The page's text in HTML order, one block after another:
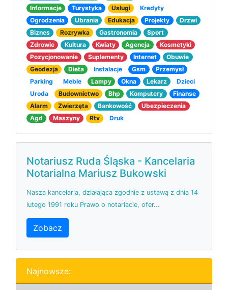
Informacje
Turystyka Usługi
Kredyty
Ogrodzenia
Ubrania Edukacja Projekty
Drzwi
Biznes
Rozrywka Gastronomia
Sport
Zdrowie
Kultura Kwiaty Agencja
Kosmetyki
Pozycjonowanie
Suplementy Internet
Obuwie
Geodezja
Dieta Instalacje Gsm
Przemysł
Parking
Meble Lampy Okna Lekarz
Dzieci
Uroda
Budownictwo Bhp Komputery
Finanse
Alarm
Zwierzęta Bankowość
Ubezpieczenia
Agd
Maszyny Rtv Druk
Notariusz Ruda Śląska - Kancelaria
Notarialna Mariusz Bukowski
Nasza kancelaria, działająca zgodnie z ustawą z dnia 14
lutego 1991 roku Prawo o notariacie, ofer...
Zobacz
Najnowsze: